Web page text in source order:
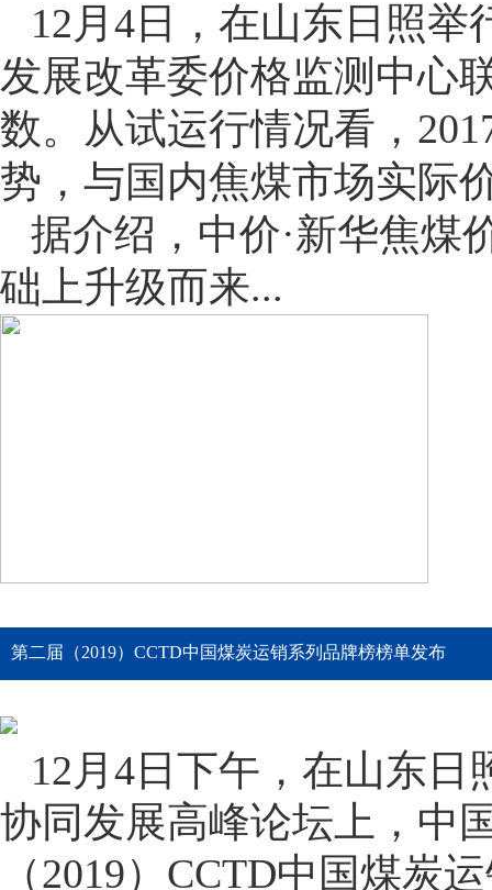
12月4日，在山东日照举
发展改革委价格监测中心
数。从试运行情况看，
势，与国内焦煤市场实际
据介绍，中价·新华焦煤
础上升级而来...
第二届（2019）CCTD中国煤炭运销系列品牌榜榜单发布
12月4日下午，在山东日
协同发展高峰论坛上，中
（2019）CCTD中国煤炭